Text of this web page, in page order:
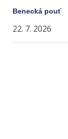
Benecká pouť
22. 7. 2026